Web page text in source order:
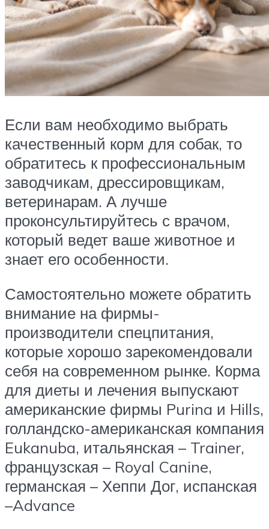
Если вам необходимо выбрать
качественный корм для собак, то
обратитесь к профессиональным
заводчикам, дрессировщикам,
ветеринарам. А лучше
проконсультируйтесь с врачом,
который ведет ваше животное и
знает его особенности.
Самостоятельно можете обратить
внимание на фирмы-
производители спецпитания,
которые хорошо зарекомендовали
себя на современном рынке. Корма
для диеты и лечения выпускают
американские фирмы Purina и Hills,
голландско-американская компания
Eukanuba, итальянская – Trainer,
французская – Royal Canine,
германская – Хеппи Дог, испанская
–Advance